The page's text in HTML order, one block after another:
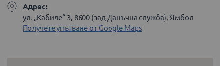
Адрес:
ул. „Кабиле“ 3, 8600 (зад Данъчна служба), Ямбол
Получете упътване от Google Maps